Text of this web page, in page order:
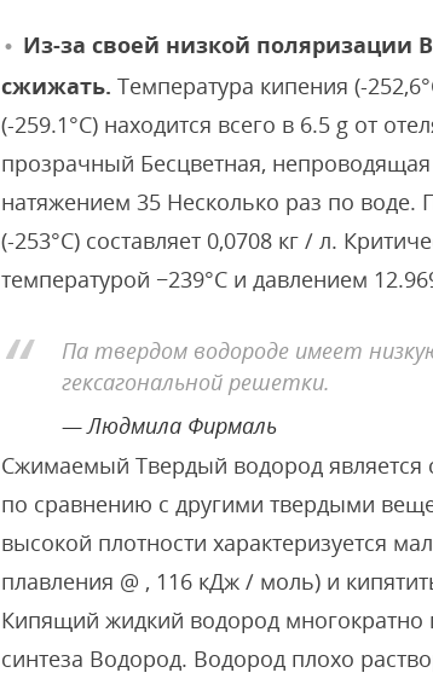
Из-за своей низкой поляризации
сжижать. Температура кипения (-
(-259.1°С) находится всего в 6.5 g от
прозрачный Бесцветная,
натяжением 35 Несколько раз по воде.
(-253°С) составляет 0,0708 кг / л.
температурой −239°C и давлением
Па твердом водороде имеет
гексагональной решетки.
Людмила Фирмаль
Сжимаемый Твердый водород
по сравнению с другими твердыми
высокой плотности характеризуется
плавления @ , 116 кДж / моль) и
Кипящий жидкий водород многократно
синтеза Водород. Водород плохо